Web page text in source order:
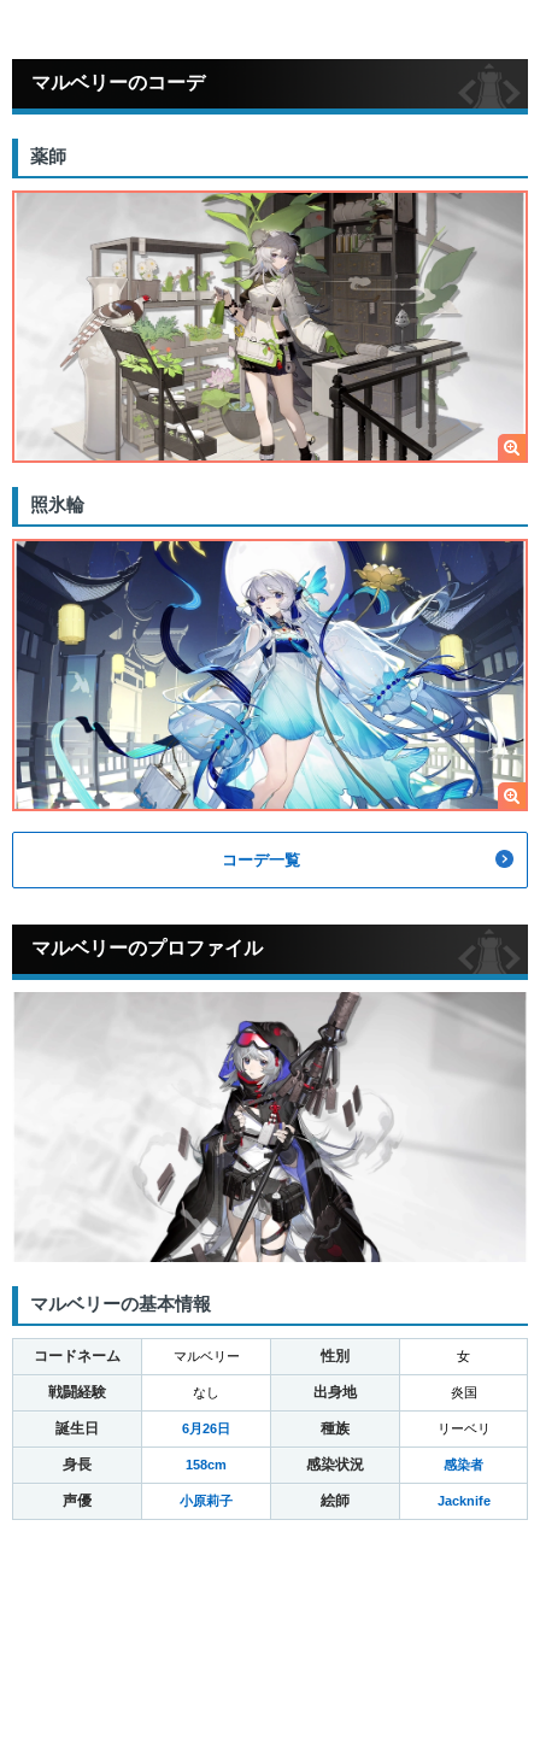
マルベリーのコーデ
薬師
照氷輪
コーデ一覧
マルベリーのプロファイル
マルベリーの基本情報
コードネーム マルベリー 性別 女
戦闘経験 なし 出身地 炎国
誕生日 6月26日 種族 リーベリ
身長 158cm 感染状況 感染者
声優 小原莉子 絵師 Jacknife